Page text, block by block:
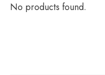
No products found.